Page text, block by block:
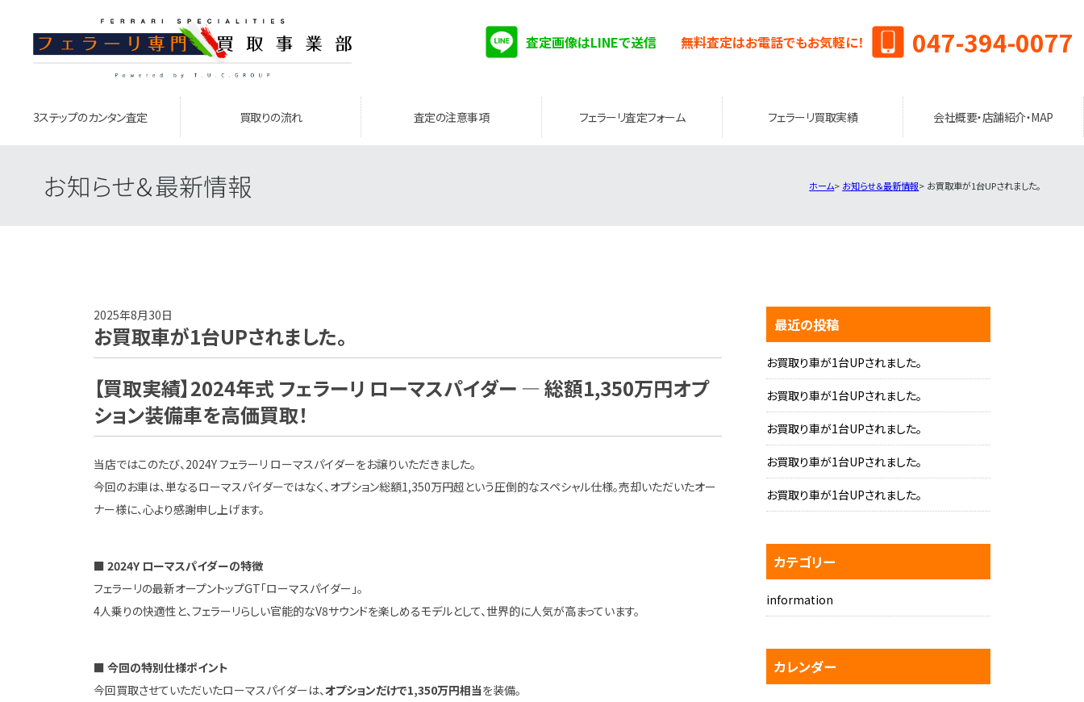
査定画像はLINEで送信 無料査定はお電話でもお気軽に！ 047-394-0077
3ステップのカンタン査定 買取りの流れ 査定の注意事項 フェラーリ査定フォーム フェラーリ買取実績 会社概要・店舗紹介・MAP
お知らせ＆最新情報 ホーム お知らせ＆最新情報 お買取車が1台UPされました。
2025年8月30日
お買取車が1台UPされました。
【買取実績】2024年式 フェラーリ ローマスパイダー ― 総額1,350万円オプ
ション装備車を高価買取！
当店ではこのたび、2024Y フェラーリ ローマスパイダーをお譲りいただきました。
今回のお車は、単なるローマスパイダーではなく、オプション総額1,350万円超という圧倒的なスペシャル仕様。売却いただいたオー
ナー様に、心より感謝申し上げます。
■ 2024Y ローマスパイダーの特徴
フェラーリの最新オープントップGT「ローマスパイダー」。
4人乗りの快適性と、フェラーリらしい官能的なV8サウンドを楽しめるモデルとして、世界的に人気が高まっています。
■ 今回の特別仕様ポイント
今回買取させていただいたローマスパイダーは、オプションだけで1,350万円相当を装備。
最近の投稿
お買取り車が1台UPされました。
お買取り車が1台UPされました。
お買取り車が1台UPされました。
お買取り車が1台UPされました。
お買取り車が1台UPされました。
カテゴリー
information
カレンダー